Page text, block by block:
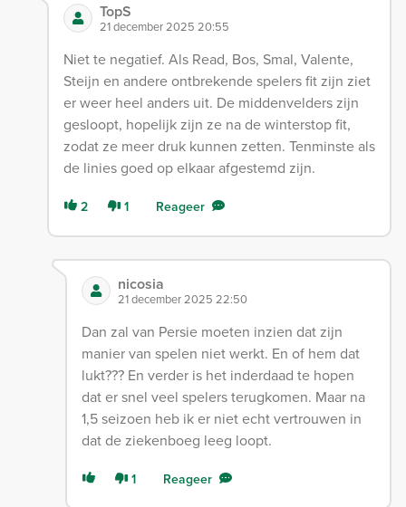
TopS
21 december 2025 20:55
Niet te negatief. Als Read, Bos, Smal, Valente,
Steijn en andere ontbrekende spelers fit zijn ziet
er weer heel anders uit. De middenvelders zijn
gesloopt, hopelijk zijn ze na de winterstop fit,
zodat ze meer druk kunnen zetten. Tenminste als
de linies goed op elkaar afgestemd zijn.
2 1 Reageer
nicosia
21 december 2025 22:50
Dan zal van Persie moeten inzien dat zijn
manier van spelen niet werkt. En of hem dat
lukt??? En verder is het inderdaad te hopen
dat er snel veel spelers terugkomen. Maar na
1,5 seizoen heb ik er niet echt vertrouwen in
dat de ziekenboeg leeg loopt.
1 Reageer